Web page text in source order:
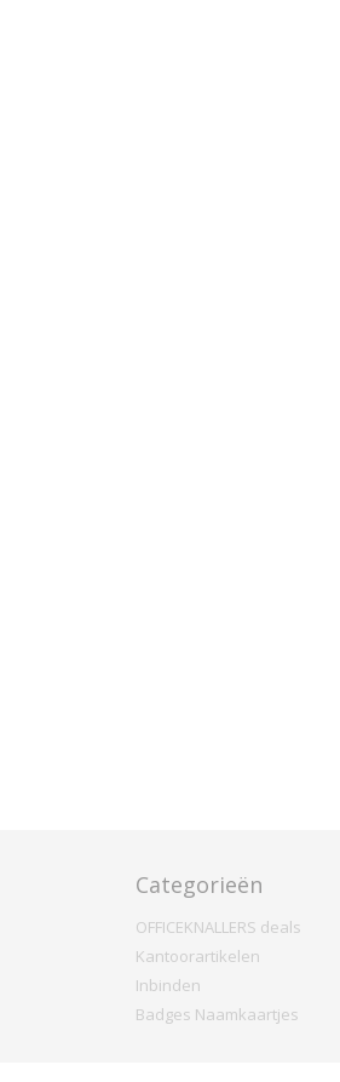
Categorieën
OFFICEKNALLERS deals
Kantoorartikelen
Inbinden
Badges Naamkaartjes